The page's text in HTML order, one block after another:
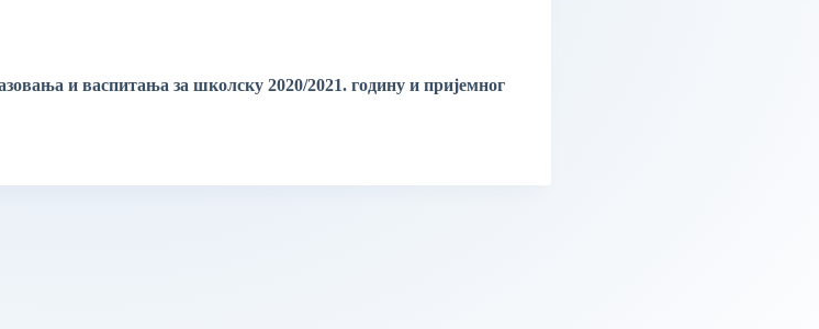
и васпитања за школску 2020/2021. годину и пријемног